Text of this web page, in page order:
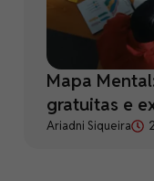
Mapa
gratuitas e
Ariadni Siqueira